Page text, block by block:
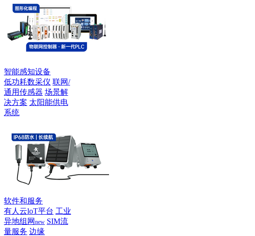
智能感知设备
低功耗数采仪 联网/
通用传感器 场景解
决方案 太阳能供电
系统
软件和服务
有人云loT平台 工业
异地组网 new SIM流
量服务 边缘